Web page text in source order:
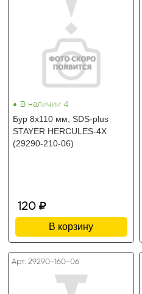
• В наличии 4
Бур 8x110 мм, SDS-plus
STAYER HERCULES-4Х
(29290-210-06)
120
В корзину
Арт. 29290-160-06